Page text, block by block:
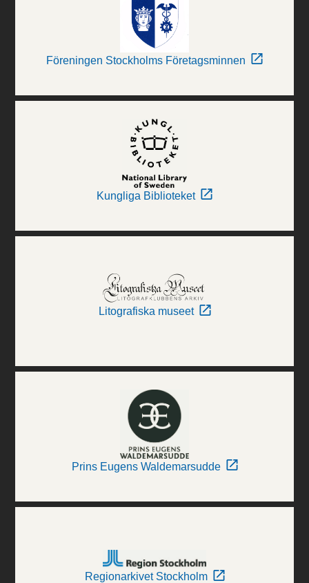
Föreningen Stockholms Företagsminnen
Kungliga Biblioteket
Litografiska museet
Prins Eugens Waldemarsudde
Regionarkivet Stockholm